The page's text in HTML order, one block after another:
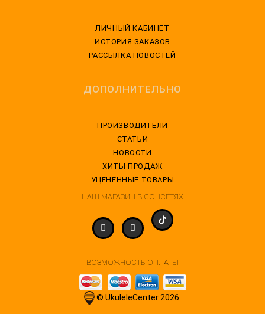
ЛИЧНЫЙ КАБИНЕТ
ИСТОРИЯ ЗАКАЗОВ
РАССЫЛКА НОВОСТЕЙ
ДОПОЛНИТЕЛЬНО
ПРОИЗВОДИТЕЛИ
СТАТЬИ
НОВОСТИ
ХИТЫ ПРОДАЖ
УЦЕНЕННЫЕ ТОВАРЫ
НАШ МАГАЗИН В СОЦСЕТЯХ
ВОЗМОЖНОСТЬ ОПЛАТЫ
© UkuleleCenter 2026.